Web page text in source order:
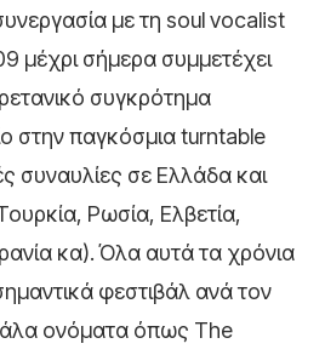
με τη soul vocalist
μέχρι σήμερα συμμετέχει
συγκρότημα
στην παγκόσμια turntable
συναυλίες σε Ελλάδα και
Ρωσία, Ελβετία,
κα). Όλα αυτά τα χρόνια
φεστιβάλ ανά τον
ονόματα όπως The